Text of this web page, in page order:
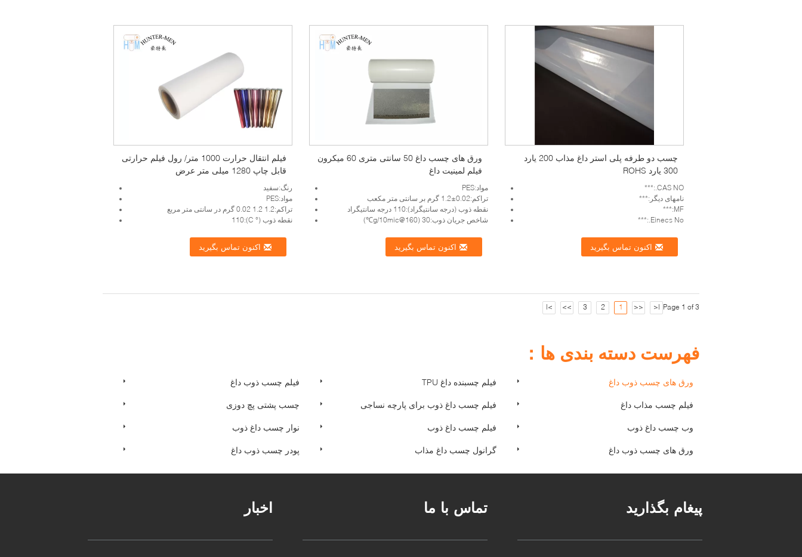
فیلم انتقال حرارت 1000 متر/ رول فیلم حرارتی
قابل چاپ 1280 میلی متر عرض
رنگ:سفید
مواد:PES
تراکم:1.2 1.2 0.02 گرم در سانتی متر مربع
نقطه ذوب (° C):110
ورق های چسب داغ 50 سانتی متری 60 میکرون
فیلم لمینیت داغ
مواد:PES
تراکم:0.02±1.2 گرم بر سانتی متر مکعب
نقطه ذوب (درجه سانتیگراد):110 درجه سانتیگراد
شاخص جریان ذوب:30 (g/10mic@160℃)
چسب دو طرفه پلی استر داغ مذاب 200 یارد
300 یارد ROHS
CAS NO.:***
نامهای دیگر:***
MF:***
Einecs No.:***
Page 1 of 3
|<
<<
1
2
3
>>
>|
فهرست دسته بندی ها：
فیلم چسب ذوب داغ فیلم چسبنده داغ TPU ورق های چسب ذوب داغ
چسب پشتی پچ دوزی فیلم چسب داغ ذوب برای پارچه نساجی فیلم چسب مذاب داغ
نوار چسب داغ ذوب فیلم چسب داغ ذوب وب چسب داغ ذوب
پودر چسب ذوب داغ گرانول چسب داغ مذاب ورق های چسب ذوب داغ
اخبار تماس با ما پیغام بگذارید